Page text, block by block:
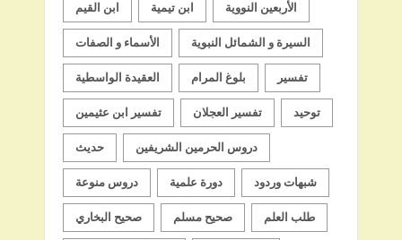
ابن القيم ابن تيمية الأربعين النووية
الأسماء و الصفات السيرة و الشمائل النبوية
العقيدة الواسطية بلوغ المرام تفسير
تفسير ابن عثيمين تفسير العجلان توحيد
حديث دروس الحرمين الشريفين
دروس منوعة دورة علمية شبهات وردود
صحيح البخاري صحيح مسلم طلب العلم